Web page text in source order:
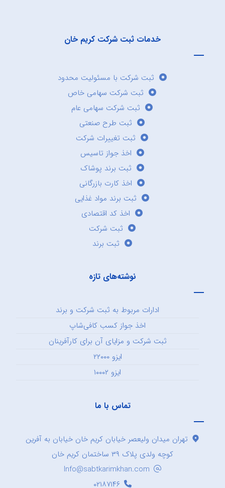
خدمات ثبت شرکت کریم خان
ثبت شرکت با مسئولیت محدود
ثبت شرکت سهامی خاص
ثبت شرکت سهامی عام
ثبت طرح صنعتی
ثبت تغییرات شرکت
اخذ جواز تاسیس
ثبت برند پوشاک
اخذ کارت بازرگانی
ثبت برند مواد غذایی
اخذ کد اقتصادی
ثبت شرکت
ثبت برند
نوشته‌های تازه
ادارات مربوط به ثبت شرکت و برند
اخذ جواز کسب کافی‌شاپ
ثبت شرکت و مزایای آن برای کارآفرینان
ایزو ۲۲۰۰۰
ایزو ۱۰۰۰۲
تماس با ما
تهران میدان ولیعصر خیابان کریم خان خیابان به آفرین
کوچه ولدی پلاک ۳۹ ساختمان کریم خان
Info@sabtkarimkhan.com
۰۲۱۸۷۱۴۶